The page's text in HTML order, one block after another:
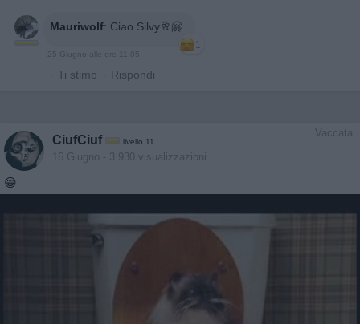
Mauriwolf: Ciao Silvy🥂🤗
1
25 Giugno alle ore 11:05
· Ti stimo · Rispondi
Vaccata
CiufCiuf livello 11
16 Giugno - 3.930 visualizzazioni
😁